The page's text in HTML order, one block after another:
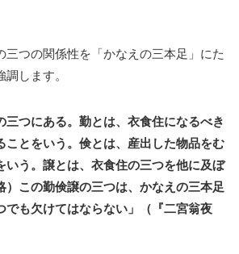
つの関係性を「かなえの三本足」にた
します。
三つにある。勤とは、衣食住になるべき
ことをいう。倹とは、産出した物品をむ
いう。譲とは、衣食住の三つを他に及ぼ
）この勤倹譲の三つは、かなえの三本足
でも欠けてはならない」（『二宮翁夜